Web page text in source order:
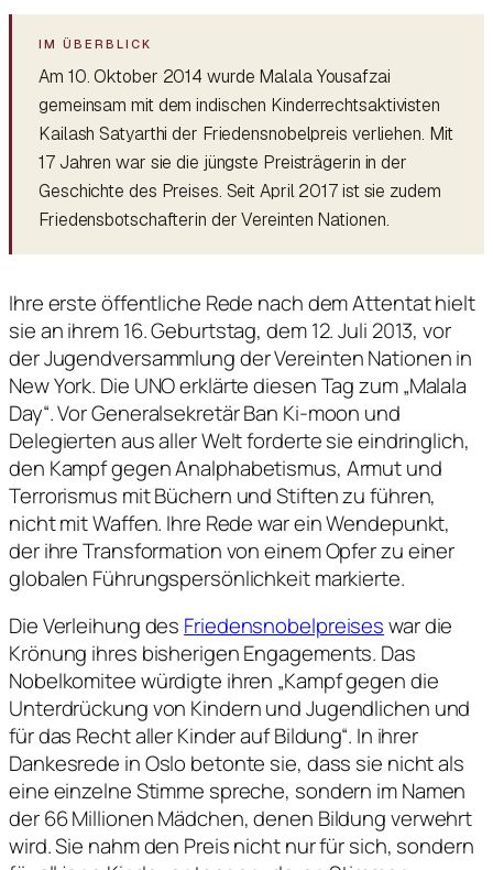
Am 10. Oktober 2014 wurde Malala Yousafzai
gemeinsam mit dem indischen Kinderrechtsaktivisten
Kailash Satyarthi der Friedensnobelpreis verliehen. Mit
17 Jahren war sie die jüngste Preisträgerin in der
Geschichte des Preises. Seit April 2017 ist sie zudem
Friedensbotschafterin der Vereinten Nationen.
Ihre erste öffentliche Rede nach dem Attentat hielt
sie an ihrem 16. Geburtstag, dem 12. Juli 2013, vor
der Jugendversammlung der Vereinten Nationen in
New York. Die UNO erklärte diesen Tag zum „Malala
Day“. Vor Generalsekretär Ban Ki-moon und
Delegierten aus aller Welt forderte sie eindringlich,
den Kampf gegen Analphabetismus, Armut und
Terrorismus mit Büchern und Stiften zu führen,
nicht mit Waffen. Ihre Rede war ein Wendepunkt,
der ihre Transformation von einem Opfer zu einer
globalen Führungspersönlichkeit markierte.
Die Verleihung des Friedensnobelpreiseswar die
Krönung ihres bisherigen Engagements. Das
Nobelkomitee würdigte ihren „Kampf gegen die
Unterdrückung von Kindern und Jugendlichen und
für das Recht aller Kinder auf Bildung“. In ihrer
Dankesrede in Oslo betonte sie, dass sie nicht als
eine einzelne Stimme spreche, sondern im Namen
der 66 Millionen Mädchen, denen Bildung verwehrt
wird. Sie nahm den Preis nicht nur für sich, sondern